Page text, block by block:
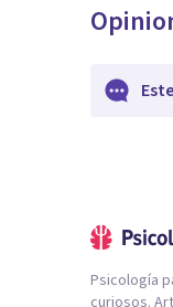
Psicología
curiosos.